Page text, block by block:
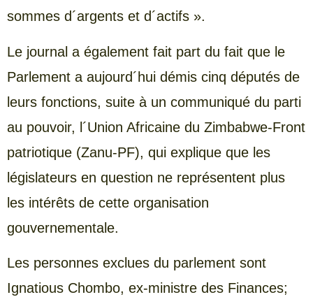
sommes d´argents et d´actifs ».
Le journal a également fait part du fait que le
Parlement a aujourd´hui démis cinq députés de
leurs fonctions, suite à un communiqué du parti
au pouvoir, l´Union Africaine du Zimbabwe-Front
patriotique (Zanu-PF), qui explique que les
législateurs en question ne représentent plus
les intérêts de cette organisation
gouvernementale.
Les personnes exclues du parlement sont
Ignatious Chombo, ex-ministre des Finances;